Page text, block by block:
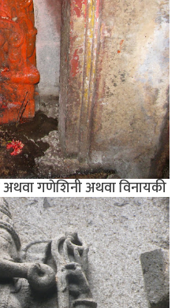
गणेशिनी अथवा विनायकी